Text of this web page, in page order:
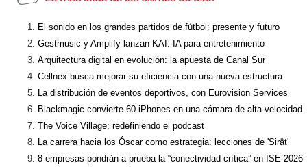
El sonido en los grandes partidos de fútbol: presente y futuro
Gestmusic y Amplify lanzan KAI: IA para entretenimiento
Arquitectura digital en evolución: la apuesta de Canal Sur
Cellnex busca mejorar su eficiencia con una nueva estructura
La distribución de eventos deportivos, con Eurovision Services
Blackmagic convierte 60 iPhones en una cámara de alta velocidad
The Voice Village: redefiniendo el podcast
La carrera hacia los Óscar como estrategia: lecciones de 'Sirât'
8 empresas pondrán a prueba la “conectividad crítica” en ISE 2026